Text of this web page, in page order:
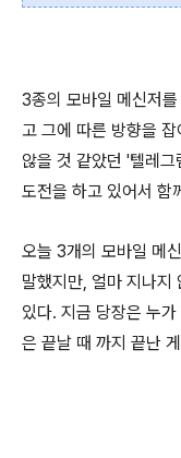
3종의 모바일 메신저
고 그에 따른 방향을
않을 것 같았던 '텔레그
도전을 하고 있어서 함
오늘 3개의 모바일 메
말했지만, 얼마 지나지
있다. 지금 당장은 누
은 끝날 때 까지 끝난